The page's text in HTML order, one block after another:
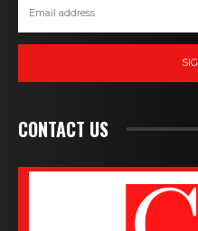
CONTACT US